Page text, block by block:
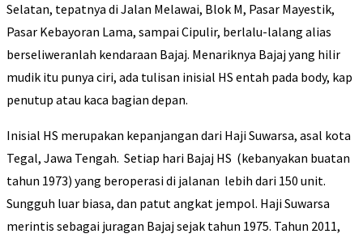
Selatan, tepatnya di Jalan Melawai, Blok M, Pasar Mayestik,
Pasar Kebayoran Lama, sampai Cipulir, berlalu-lalang alias
berseliweranlah kendaraan Bajaj. Menariknya Bajaj yang hilir
mudik itu punya ciri, ada tulisan inisial HS entah pada body, kap
penutup atau kaca bagian depan.
Inisial HS merupakan kepanjangan dari Haji Suwarsa, asal kota
Tegal, Jawa Tengah. Setiap hari Bajaj HS (kebanyakan buatan
tahun 1973) yang beroperasi di jalanan lebih dari 150 unit.
Sungguh luar biasa, dan patut angkat jempol. Haji Suwarsa
merintis sebagai juragan Bajaj sejak tahun 1975. Tahun 2011,